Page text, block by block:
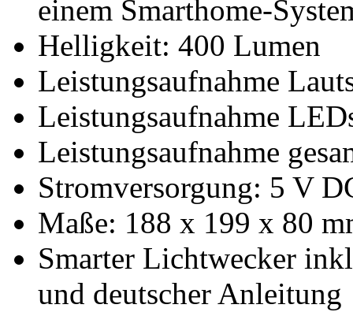
einem Smarthome-
Helligkeit: 400 Lumen
Leistungsaufnahme
Leistungsaufnahme
Leistungsaufnahme
Stromversorgung: 5 V
Maße: 188 x 199 x 80
Smarter Lichtwecker
und deutscher Anleitung